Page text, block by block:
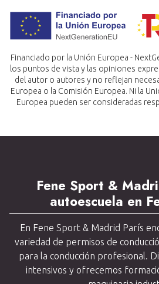
Financiado por la Unión Europea -
los puntos de vista y las opiniones
del autor o autores y no reflejan
Europea o la Comisión Europea. Ni la
Europea pueden ser consideradas
Fene Sport &
autoescuela en
En Fene Sport & Madrid París
variedad de permisos de
para la conducción profesional.
intensivos y ofrecemos